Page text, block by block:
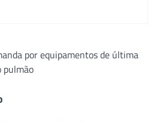
por equipamentos de última
pulmão